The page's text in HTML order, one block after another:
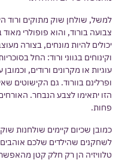
למשל, שולחן שוק מתוקים ורוד
צבועה בורוד, והוא פופולרי
יכולים להיות מונחים, בצורה
וקינוחים בגווני ורוד: החל
עוגיות או מקרונים ורודים,
ופרלינם בוורוד. גם הקישוטים
הזו יתאימו לצבע הנבחר.
פחות.
כמובן שכיום קיימים שולחנות
לשחקנים שהילדים שלכם אוהבים.
טלוויזיה הן רק חלק קטן